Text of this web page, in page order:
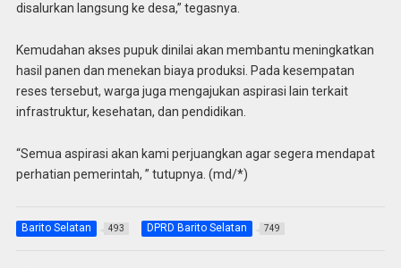
disalurkan langsung ke desa,” tegasnya.
Kemudahan akses pupuk dinilai akan membantu meningkatkan
hasil panen dan menekan biaya produksi. Pada kesempatan
reses tersebut, warga juga mengajukan aspirasi lain terkait
infrastruktur, kesehatan, dan pendidikan.
“Semua aspirasi akan kami perjuangkan agar segera mendapat
perhatian pemerintah, ” tutupnya. (md/*)
Barito Selatan 493 DPRD Barito Selatan 749